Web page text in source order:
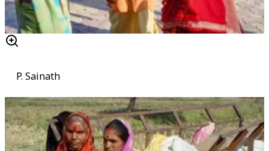
P. Sainath